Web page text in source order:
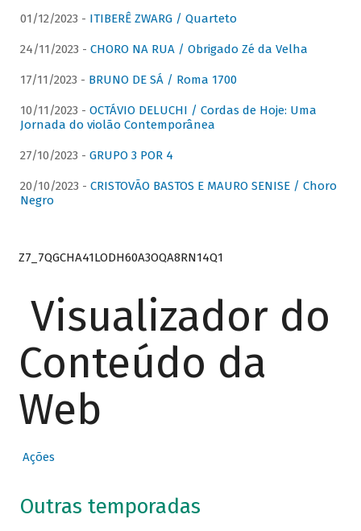
01/12/2023 - ITIBERÊ ZWARG / Quarteto
24/11/2023 - CHORO NA RUA / Obrigado Zé da Velha
17/11/2023 - BRUNO DE SÁ / Roma 1700
10/11/2023 - OCTÁVIO DELUCHI / Cordas de Hoje: Uma
Jornada do violão Contemporânea
27/10/2023 - GRUPO 3 POR 4
20/10/2023 - CRISTOVÃO BASTOS E MAURO SENISE / Choro
Negro
Z7_7QGCHA41LODH60A3OQA8RN14Q1
Visualizador do
Conteúdo da
Web
Ações
Outras temporadas